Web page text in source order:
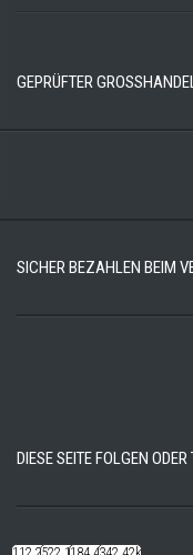
GEPRÜFTER
SICHER BEZAHLEN BEIM
DIESE SEITE FOLGEN ODER